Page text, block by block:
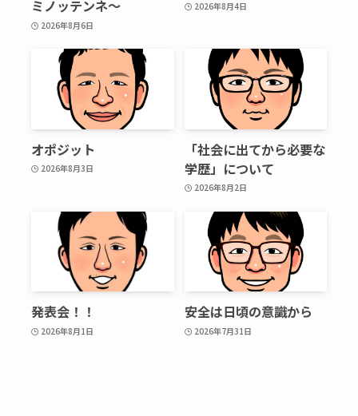
ミノッテンネ～
2026年8月6日
2026年8月4日
オポジット
2026年8月3日
「社会に出てから必要な
学歴」について
2026年8月2日
発表会！！
2026年8月1日
安全は日頃の意識から
2026年7月31日